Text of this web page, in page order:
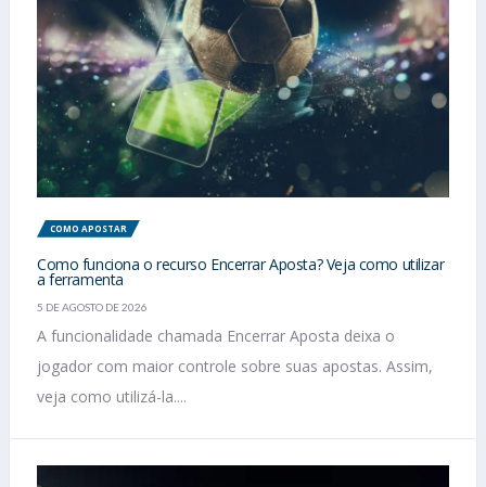
COMO APOSTAR
Como funciona o recurso Encerrar Aposta? Veja como utilizar
a ferramenta
5 DE AGOSTO DE 2026
A funcionalidade chamada Encerrar Aposta deixa o
jogador com maior controle sobre suas apostas. Assim,
veja como utilizá-la....